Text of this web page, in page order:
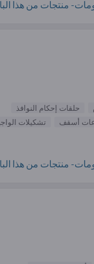
منتجات من هذا
حلقات إحكام النوافذ
أسقف
تشكيلات
منتجات من هذا